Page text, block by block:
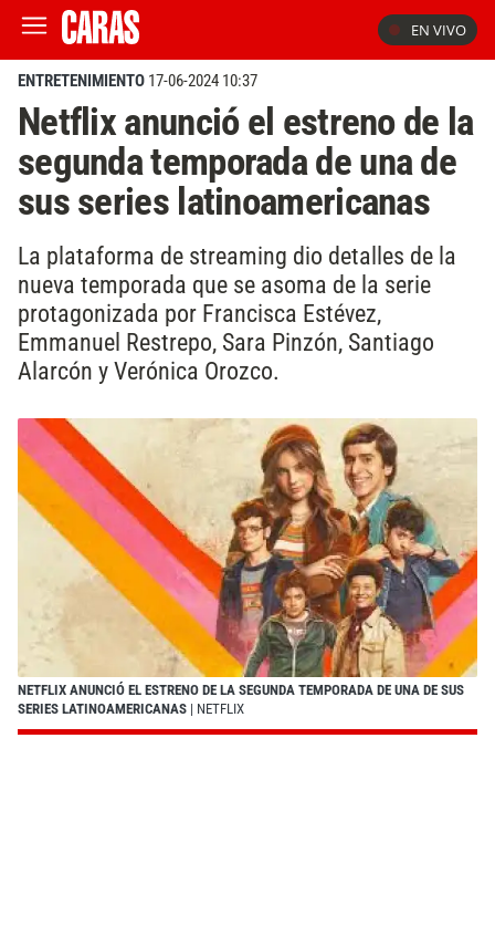
EN VIVO
ENTRETENIMIENTO 17-06-2024 10:37
Netflix anunció el estreno de la
segunda temporada de una de
sus series latinoamericanas
La plataforma de streaming dio detalles de la
nueva temporada que se asoma de la serie
protagonizada por Francisca Estévez,
Emmanuel Restrepo, Sara Pinzón, Santiago
Alarcón y Verónica Orozco.
NETFLIX ANUNCIÓ EL ESTRENO DE LA SEGUNDA TEMPORADA DE UNA DE SUS
SERIES LATINOAMERICANAS | NETFLIX